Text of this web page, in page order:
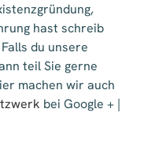
hast schreib
du unsere
teil Sie gerne
machen wir auch
bei Google + |